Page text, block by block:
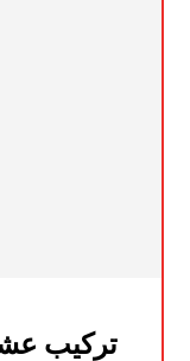
تركيب